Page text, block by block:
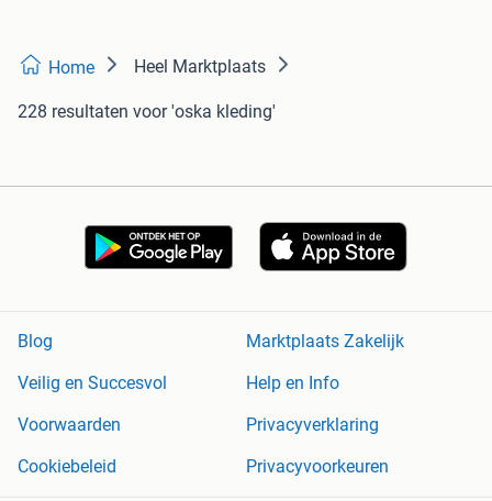
Home Heel Marktplaats
228 resultaten voor 'oska kleding'
Blog
Marktplaats Zakelijk
Veilig en Succesvol
Help en Info
Voorwaarden
Privacyverklaring
Cookiebeleid
Privacyvoorkeuren